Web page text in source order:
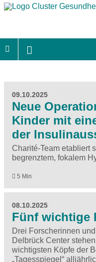
09.10.2025
Neue
Kinder mit
der
Charité-Team etabliert
begrenztem, fokalem
5 Min
08.10.2025
Fünf wichtige
Drei Forscherinnen
Delbrück Center
wichtigsten Köpfe der
„Tagesspiegel“